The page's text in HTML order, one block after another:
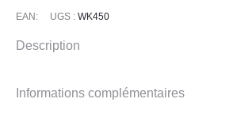
EAN: UGS : WK450
Description
Informations complémentaires